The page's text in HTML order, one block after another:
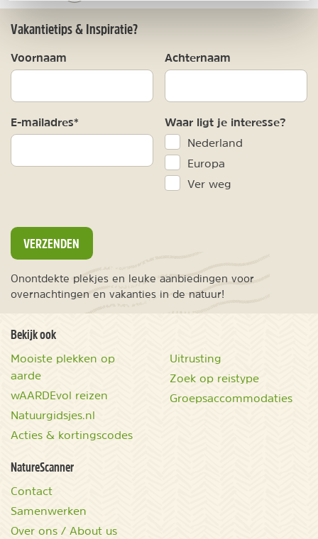
Vakantietips & Inspiratie?
Voornaam Achternaam
E-mailadres* Waar ligt je interesse?
Nederland
Europa
Ver weg
VERZENDEN
Onontdekte plekjes en leuke aanbiedingen voor
overnachtingen en vakanties in de natuur!
Bekijk ook
Mooiste plekken op
aarde
wAARDEvol reizen
Natuurgidsjes.nl
Acties & kortingscodes
Uitrusting
Zoek op reistype
Groepsaccommodaties
NatureScanner
Contact
Samenwerken
Over ons / About us